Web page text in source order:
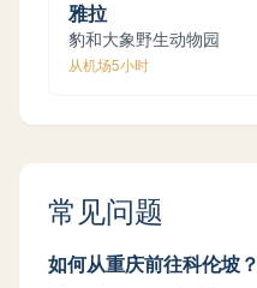
雅拉
豹和大象野生动物园
从机场5小时
常见问题
如何从重庆前往科伦坡？